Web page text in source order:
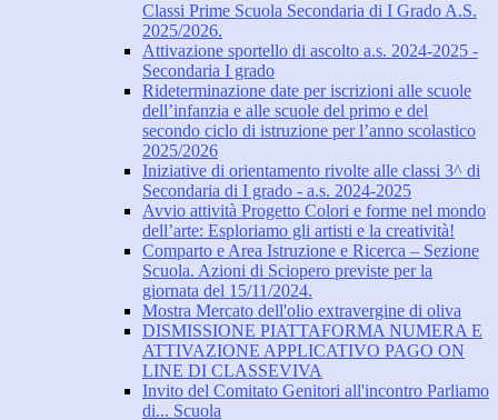
Classi Prime Scuola Secondaria di I Grado A.S.
2025/2026.
Attivazione sportello di ascolto a.s. 2024-2025 -
Secondaria I grado
Rideterminazione date per iscrizioni alle scuole
dell’infanzia e alle scuole del primo e del
secondo ciclo di istruzione per l’anno scolastico
2025/2026
Iniziative di orientamento rivolte alle classi 3^ di
Secondaria di I grado - a.s. 2024-2025
Avvio attività Progetto Colori e forme nel mondo
dell’arte: Esploriamo gli artisti e la creatività!
Comparto e Area Istruzione e Ricerca – Sezione
Scuola. Azioni di Sciopero previste per la
giornata del 15/11/2024.
Mostra Mercato dell'olio extravergine di oliva
DISMISSIONE PIATTAFORMA NUMERA E
ATTIVAZIONE APPLICATIVO PAGO ON
LINE DI CLASSEVIVA
Invito del Comitato Genitori all'incontro Parliamo
di... Scuola